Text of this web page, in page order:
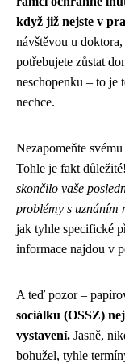
když již nejste v
návštěvou u
potřebujete zůstat
neschopenku – to je
nechce.
Nezapomeňte
Tohle je fakt důležité!
skončilo vaše
problémy s uznáním
jak tyhle specifické
informace najdou v
A teď pozor –
sociálku (OSSZ)
vystavení. Jasně,
bohužel, tyhle